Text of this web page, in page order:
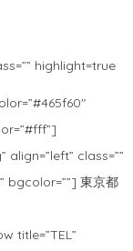
highlight=true
class=””
bgcolor=””] 東京都